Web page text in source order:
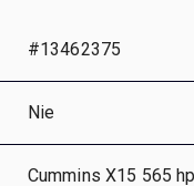
#13462375
Nie
Cummins X15 565